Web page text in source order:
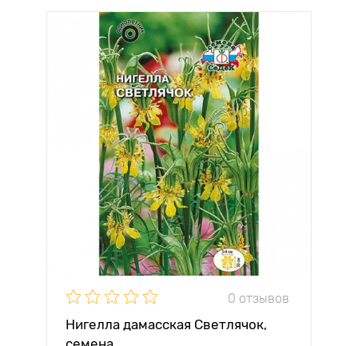
0 отзывов
Нигелла дамасская Светлячок,